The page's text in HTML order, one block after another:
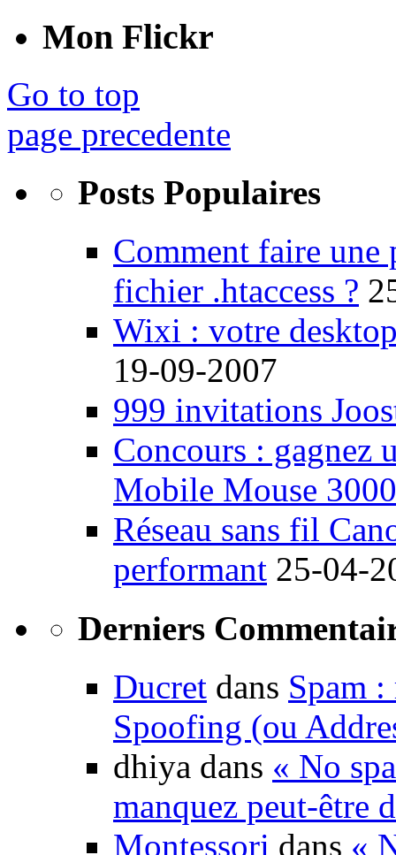
Mon Flickr
Go to top
page precedente
Posts Populaires
Comment faire une
fichier .htaccess ?
Wixi : votre
19-09-2007
999 invitations
Concours : gagnez
Mobile Mouse 3000
Réseau sans fil
performant 25-04-
Derniers
Ducret dans Spam :
Spoofing (ou
dhiya dans « No
manquez peut-être
Montessori dans «